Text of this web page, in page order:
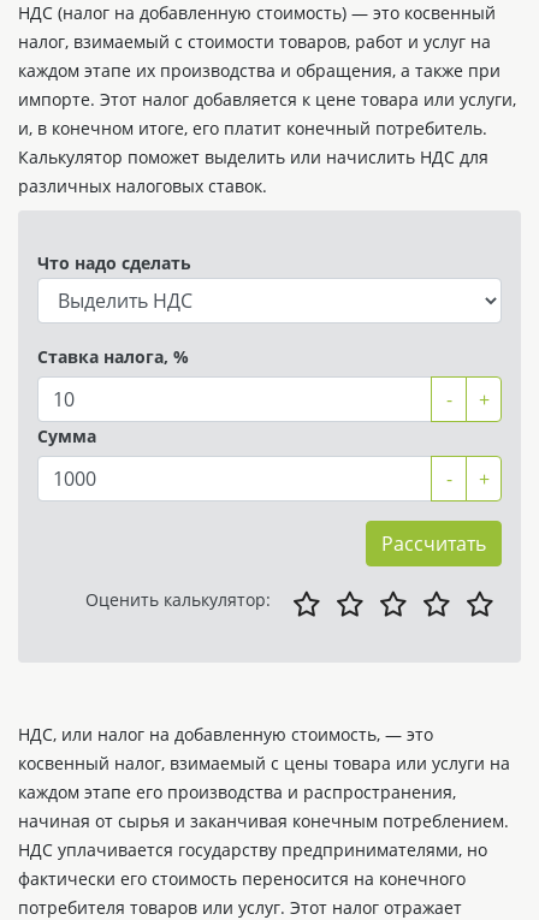
НДС (налог на добавленную стоимость) — это косвенный
налог, взимаемый с стоимости товаров, работ и услуг на
каждом этапе их производства и обращения, а также при
импорте. Этот налог добавляется к цене товара или услуги,
и, в конечном итоге, его платит конечный потребитель.
Калькулятор поможет выделить или начислить НДС для
различных налоговых ставок.
Что надо сделать
Ставка налога, %
- +
Сумма
- +
Рассчитать
Оценить калькулятор:
НДС, или налог на добавленную стоимость, — это
косвенный налог, взимаемый с цены товара или услуги на
каждом этапе его производства и распространения,
начиная от сырья и заканчивая конечным потреблением.
НДС уплачивается государству предпринимателями, но
фактически его стоимость переносится на конечного
потребителя товаров или услуг. Этот налог отражает